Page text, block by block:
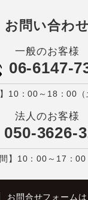
お問い合わせ
一般のお客様
06-6147-
】10：00～18：00（
法人のお客様
050-3626-
間】10：00～17：00
お問合せフォームは